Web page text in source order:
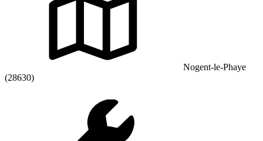
Nogent-le-Phaye
(28630)